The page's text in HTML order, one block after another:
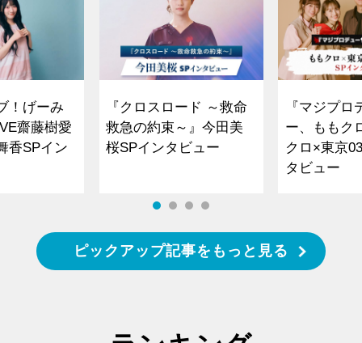
！げーみ
齋藤樹愛
香SPイン
『クロスロード ～救命
救急の約束～』今田美
桜SPインタビュー
『マジプロ
ー、ももク
クロ×東京
タビュー
ピックアップ記事をもっと見る